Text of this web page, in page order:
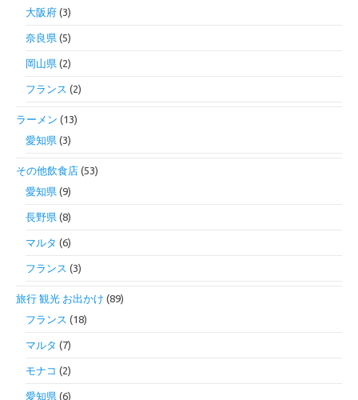
大阪府 (3)
奈良県 (5)
岡山県 (2)
フランス (2)
ラーメン (13)
愛知県 (3)
その他飲食店 (53)
愛知県 (9)
長野県 (8)
マルタ (6)
フランス (3)
旅行 観光 お出かけ (89)
フランス (18)
マルタ (7)
モナコ (2)
愛知県 (6)